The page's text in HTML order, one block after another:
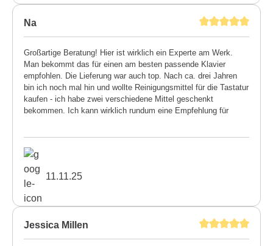
Na
Großartige Beratung! Hier ist wirklich ein Experte am Werk.
Man bekommt das für einen am besten passende Klavier
empfohlen. Die Lieferung war auch top. Nach ca. drei Jahren
bin ich noch mal hin und wollte Reinigungsmittel für die Tastatur
kaufen - ich habe zwei verschiedene Mittel geschenkt
bekommen. Ich kann wirklich rundum eine Empfehlung für
11.11.25
Jessica Millen